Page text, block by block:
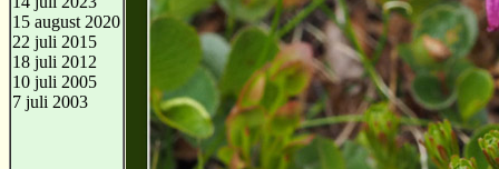
15 august 2020
22 juli 2015
18 juli 2012
10 juli 2005
7 juli 2003